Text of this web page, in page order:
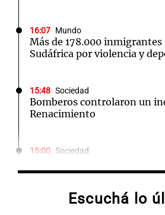
16:07 Mundo
Más de 178.000
Sudáfrica por violencia y
15:48 Sociedad
Bomberos controlaron un
Renacimiento
15:00 Sociedad
redes sociales a Jorge Messi
Escuchá lo